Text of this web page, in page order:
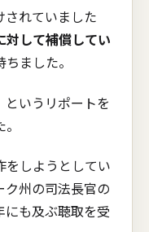
されていました
対して補償してい
ちました。
というリポートを
をしようとしてい
ク州の司法長官の
にも及ぶ聴取を受